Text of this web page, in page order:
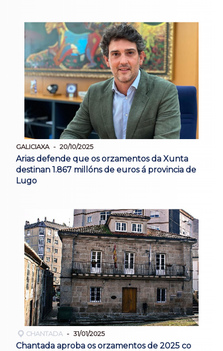
GALICIAXA 20/10/2025
Arias defende que os orzamentos da Xunta
destinan 1.867 millóns de euros á provincia de
Lugo
CHANTADA 31/01/2025
Chantada aproba os orzamentos de 2025 co